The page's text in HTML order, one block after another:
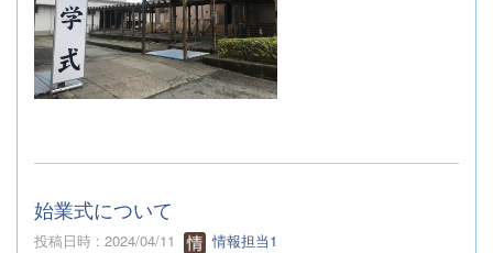
始業式について
投稿日時 : 2024/04/11 情報担当1